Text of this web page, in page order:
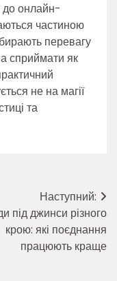
до онлайн-
частиною
перевагу
сприймати як
не на магії
та
Наступний:
під джинси різного
крою: які поєднання
працюють краще